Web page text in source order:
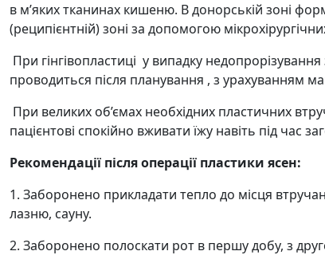
в м’яких тканинах кишеню. В донорській зоні
(реципієнтній) зоні за допомогою
При гінгівопластиці у випадку
проводиться після планування , з урахуванням
При великих об’ємах необхідних пластичних
пацієнтові спокійно вживати їжу навіть під час
Рекомендації після операції пластики ясен:
1. Заборонено прикладати тепло до місця
лазню, сауну.
2. Заборонено полоскати рот в першу добу, з